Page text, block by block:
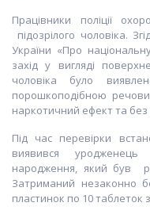
Працівники поліції
підозрілого чоловіка.
України «Про
захід у вигляді
чоловіка було
порошкоподібною
наркотичний ефект та
Під час перевірки
виявився уродженець
народження, який був
Затриманий незаконно
пластинок по 10 таблеток